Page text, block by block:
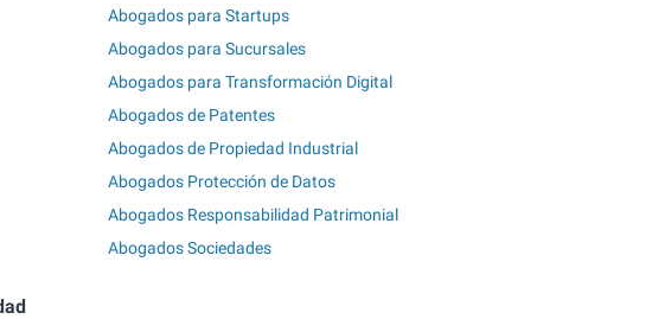
Abogados para Startups
Abogados para Sucursales
Abogados para Transformación Digital
Abogados de Patentes
Abogados de Propiedad Industrial
Abogados Protección de Datos
Abogados Responsabilidad Patrimonial
Abogados Sociedades